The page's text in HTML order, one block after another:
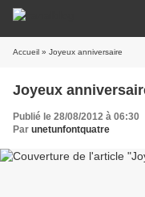
Accueil » Joyeux anniversaire
Joyeux
Publié le 28/08/2012 à 06:30
Par unetunfontquatre